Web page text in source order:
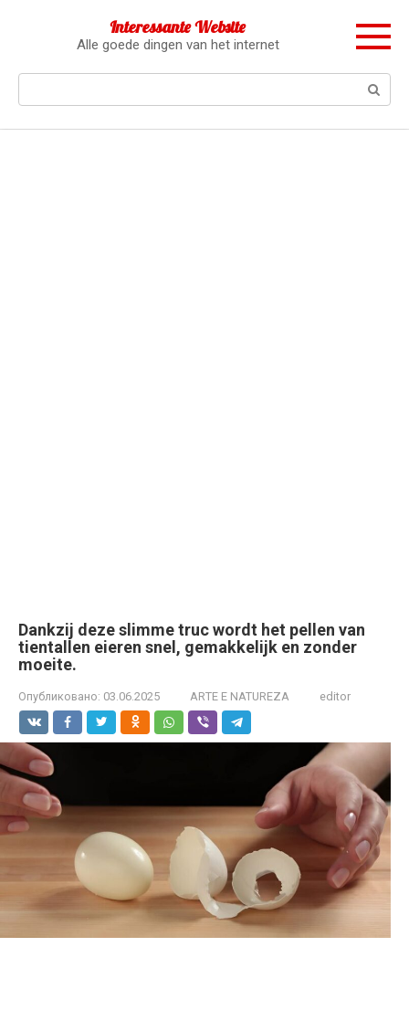
Interessante Website
Alle goede dingen van het internet
Dankzij deze slimme truc wordt het pellen van
tientallen eieren snel, gemakkelijk en zonder
moeite.
Опубликовано: 03.06.2025 ARTE E NATUREZA editor